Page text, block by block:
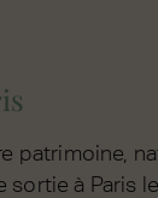
patrimoine,
sortie à Paris